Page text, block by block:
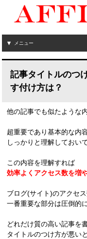
メニュー
記事タイトルのつ
す付け方は？
他の記事でも似たような
超重要であり基本的な内
しっかりと理解しておい
この内容を理解すれば
効率よくアクセス数を増
ブログ(サイト)のアクセ
一番重要な部分は圧倒的
どれだけ質の高い記事を
タイトルのつけ方が悪い